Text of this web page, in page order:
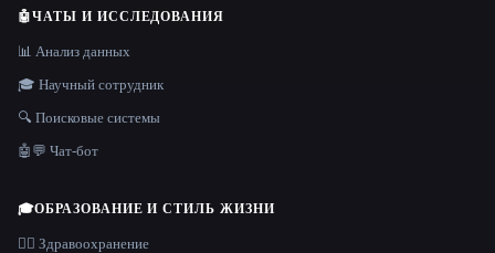
🤖ЧАТЫ И ИССЛЕДОВАНИЯ
📊 Анализ данных
🎓 Научный сотрудник
🔍 Поисковые системы
🤖💬 Чат-бот
🎓ОБРАЗОВАНИЕ И СТИЛЬ ЖИЗНИ
👩‍⚕️ Здравоохранение